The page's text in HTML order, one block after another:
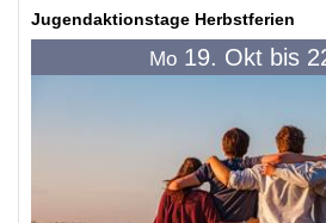
Jugendaktionstage Herbstferien
Mo 19. Okt bis